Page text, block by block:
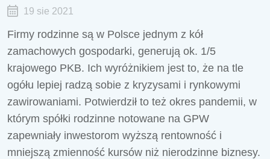
19 sie 2021
Firmy rodzinne są w Polsce jednym z kół
zamachowych gospodarki, generują ok. 1/5
krajowego PKB. Ich wyróżnikiem jest to, że na tle
ogółu lepiej radzą sobie z kryzysami i rynkowymi
zawirowaniami. Potwierdził to też okres pandemii, w
którym spółki rodzinne notowane na GPW
zapewniały inwestorom wyższą rentowność i
mniejszą zmienność kursów niż nierodzinne biznesy.